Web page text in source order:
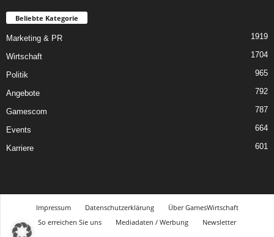
Beliebte Kategorie
Marketing & PR 1919
Wirtschaft 1704
Politik 965
Angebote 792
Gamescom 787
Events 664
Karriere 601
Impressum Datenschutzerklärung
Über GamesWirtschaft
So erreichen Sie uns
Mediadaten / Werbung
Newsletter